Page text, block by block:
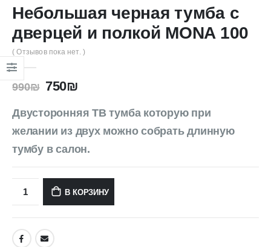
Небольшая черная тумба с
дверцей и полкой MONA 100
( Отзывов пока нет. )
990₪ 750₪
Двусторонняя ТВтумбакоторую при
желании из двух можно собрать длинную
тумбу в салон.
В КОРЗИНУ